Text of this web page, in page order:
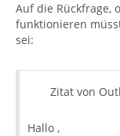
IMAP-Port: 993
IMAP SSL: Ja
SMTP-
Auf die Rückfrage,
funktionieren
sei:
Zitat von
Hallo ,